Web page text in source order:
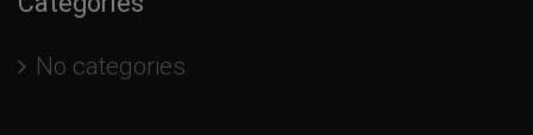
No categories